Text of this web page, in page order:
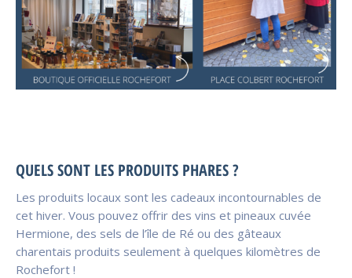
QUELS SONT LES PRODUITS PHARES ?
Les produits locaux sont les cadeaux incontournables de
cet hiver. Vous pouvez offrir des vins et pineaux cuvée
Hermione, des sels de l’île de Ré ou des gâteaux
charentais produits seulement à quelques kilomètres de
Rochefort !